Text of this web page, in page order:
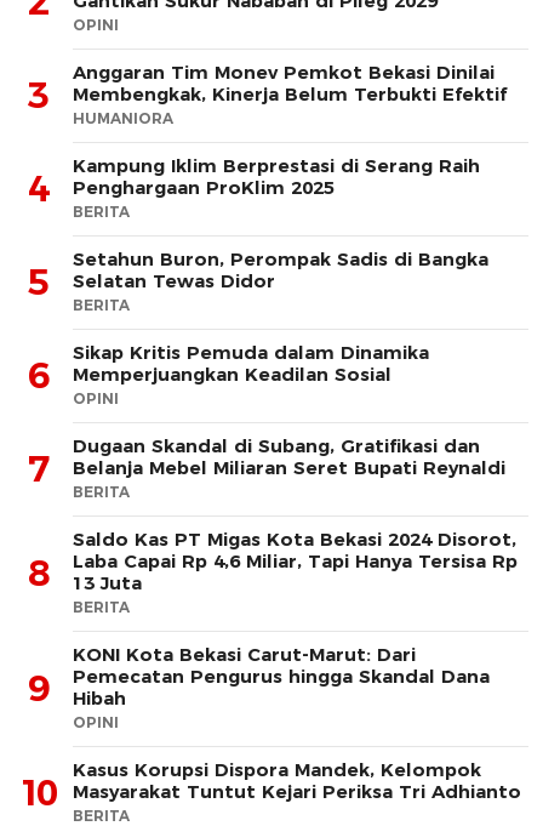
OPINI
3
Anggaran Tim Monev Pemkot Bekasi Dinilai
Membengkak, Kinerja Belum Terbukti Efektif
HUMANIORA
4
Kampung Iklim Berprestasi di Serang Raih
Penghargaan ProKlim 2025
BERITA
5
Setahun Buron, Perompak Sadis di Bangka
Selatan Tewas Didor
BERITA
6
Sikap Kritis Pemuda dalam Dinamika
Memperjuangkan Keadilan Sosial
OPINI
7
Dugaan Skandal di Subang, Gratifikasi dan
Belanja Mebel Miliaran Seret Bupati Reynaldi
BERITA
8
Saldo Kas PT Migas Kota Bekasi 2024 Disorot,
Laba Capai Rp 4,6 Miliar, Tapi Hanya Tersisa Rp
13 Juta
BERITA
9
KONI Kota Bekasi Carut-Marut: Dari
Pemecatan Pengurus hingga Skandal Dana
Hibah
OPINI
10
Kasus Korupsi Dispora Mandek, Kelompok
Masyarakat Tuntut Kejari Periksa Tri Adhianto
BERITA